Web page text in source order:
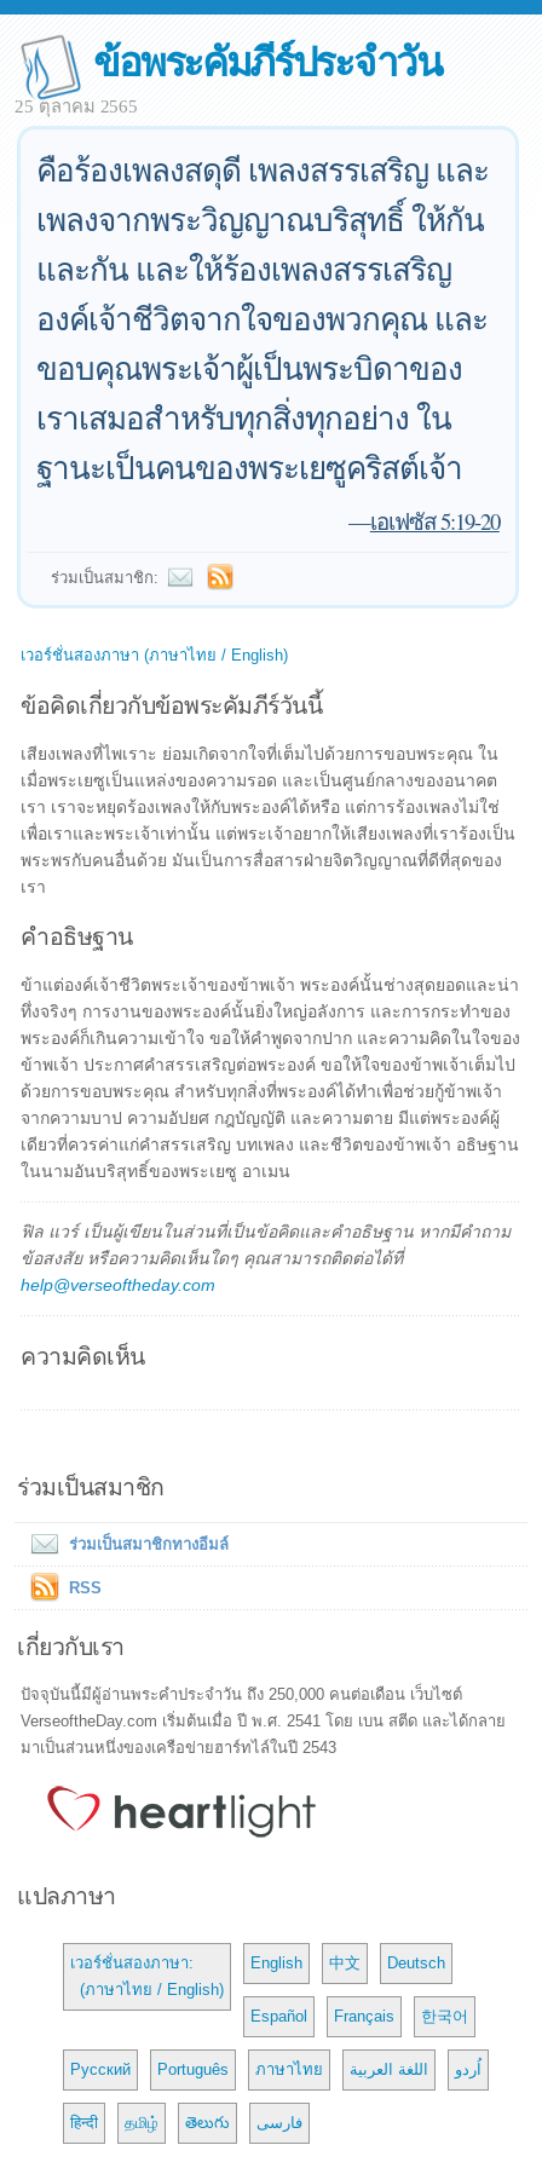
ข้อพระคัมภีร์ประจำวัน
25 ตุลาคม 2565
คือร้องเพลงสดุดี เพลงสรรเสริญ และ
เพลงจากพระวิญญาณบริสุทธิ์ ให้กัน
และกัน และให้ร้องเพลงสรรเสริญ
องค์เจ้าชีวิตจากใจของพวกคุณ และ
ขอบคุณพระเจ้าผู้เป็นพระบิดาของ
เราเสมอสำหรับทุกสิ่งทุกอย่าง ใน
ฐานะเป็นคนของพระเยซูคริสต์เจ้า
—เอเฟซัส 5:19-20
ร่วมเป็นสมาชิก:
เวอร์ชั่นสองภาษา (ภาษาไทย / English)
ข้อคิดเกี่ยวกับข้อพระคัมภีร์วันนี้
เสียงเพลงที่ไพเราะ ย่อมเกิดจากใจที่เต็มไปด้วยการขอบพระคุณ ใน
เมื่อพระเยซูเป็นแหล่งของความรอด และเป็นศูนย์กลางของอนาคต
เรา เราจะหยุดร้องเพลงให้กับพระองค์ได้หรือ แต่การร้องเพลงไม่ใช่
เพื่อเราและพระเจ้าเท่านั้น แต่พระเจ้าอยากให้เสียงเพลงที่เราร้องเป็น
พระพรกับคนอื่นด้วย มันเป็นการสื่อสารฝ่ายจิตวิญญาณที่ดีที่สุดของ
เรา
คำอธิษฐาน
ข้าแต่องค์เจ้าชีวิตพระเจ้าของข้าพเจ้า พระองค์นั้นช่างสุดยอดและน่า
ทึ่งจริงๆ การงานของพระองค์นั้นยิ่งใหญ่อลังการ และการกระทำของ
พระองค์ก็เกินความเข้าใจ ขอให้คำพูดจากปาก และความคิดในใจของ
ข้าพเจ้า ประกาศคำสรรเสริญต่อพระองค์ ขอให้ใจของข้าพเจ้าเต็มไป
ด้วยการขอบพระคุณ สำหรับทุกสิ่งที่พระองค์ได้ทำเพื่อช่วยกู้ข้าพเจ้า
จากความบาป ความอัปยศ กฎบัญญัติ และความตาย มีแต่พระองค์ผู้
เดียวที่ควรค่าแก่คำสรรเสริญ บทเพลง และชีวิตของข้าพเจ้า อธิษฐาน
ในนามอันบริสุทธิ์ของพระเยซู อาเมน
ฟิล แวร์ เป็นผู้เขียนในส่วนที่เป็นข้อคิดและคำอธิษฐาน หากมีคำถาม
ข้อสงสัย หรือความคิดเห็นใดๆ คุณสามารถติดต่อได้ที่
help@verseoftheday.com
ความคิดเห็น
ร่วมเป็นสมาชิก
ร่วมเป็นสมาชิกทางอีมล์
RSS
เกี่ยวกับเรา
ปัจจุบันนี้มีผู้อ่านพระคำประจำวัน ถึง 250,000 คนต่อเดือน เว็บไซต์
VerseoftheDay.com เริ่มต้นเมื่อ ปี พ.ศ. 2541 โดย เบน สตีด และได้กลาย
มาเป็นส่วนหนึ่งของเครือข่ายฮาร์ทไล์ในปี 2543
แปลภาษา
เวอร์ชั่นสองภาษา:
(ภาษาไทย / English)
English 中文 Deutsch
Español Français 한국어
Русский Português ภาษาไทย اللغة العربية اُردو
हिन्दी தமிழ் తెలుగు فارسی